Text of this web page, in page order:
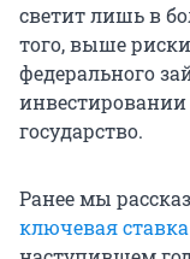
светит лишь в
того, выше
федерального
государство.
Ранее мы
ключевая ставка